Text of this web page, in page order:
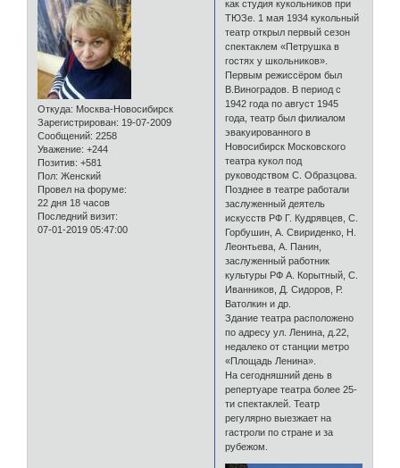
Откуда: Москва-Новосибирск
Зарегистрирован: 19-07-2009
Сообщений: 2258
Уважение: +244
Позитив: +581
Пол: Женский
Провел на форуме:
22 дня 18 часов
Последний визит:
07-01-2019 05:47:00
как студия кукольников при
ТЮЗе. 1 мая 1934 кукольный
театр открыл первый сезон
спектаклем «Петрушка в
гостях у школьников».
Первым режиссёром был
В.Виноградов. В период с
1942 года по август 1945
года, театр был филиалом
эвакуированного в
Новосибирск Московского
театра кукол под
руководством С. Образцова.
Позднее в театре работали
заслуженный деятель
искусств РФ Г. Кудрявцев, С.
Горбушин, А. Свириденко, Н.
Леонтьева, А. Панин,
заслуженный работник
культуры РФ А. Корытный, С.
Иванников, Д. Сидоров, Р.
Ватолкин и др.
Здание театра расположено
по адресу ул. Ленина, д.22,
недалеко от станции метро
«Площадь Ленина».
На сегодняшний день в
репертуаре театра более 25-
ти спектаклей. Театр
регулярно выезжает на
гастроли по стране и за
рубежом.